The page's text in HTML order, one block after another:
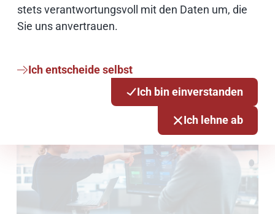
stets verantwortungsvoll mit den Daten um, die
Sie uns anvertrauen.
Ich entscheide selbst
Ich bin einverstanden
Ich lehne ab
erkunden